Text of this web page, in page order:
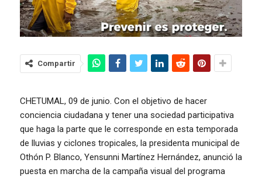
Compartir
CHETUMAL, 09 de junio. Con el objetivo de hacer
conciencia ciudadana y tener una sociedad participativa
que haga la parte que le corresponde en esta temporada
de lluvias y ciclones tropicales, la presidenta municipal de
Othón P. Blanco, Yensunni Martínez Hernández, anunció la
puesta en marcha de la campaña visual del programa